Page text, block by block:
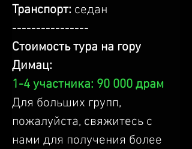
Транспорт: седан
----------------
Стоимость тура на гору
Димац:
1-4 участника: 90 000 драм
Для больших групп,
пожалуйста, свяжитесь с
нами для получения более